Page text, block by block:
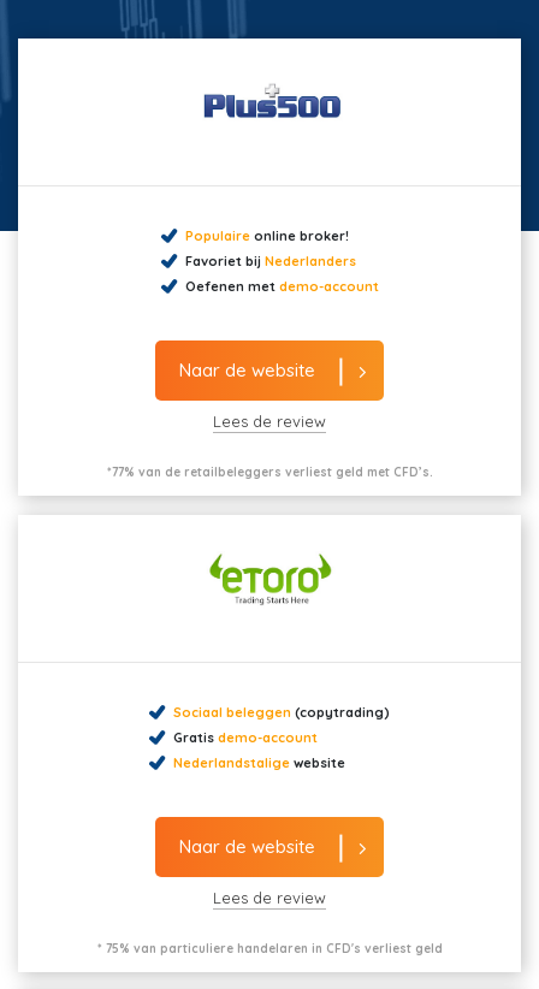
Populaireonline broker!
Favoriet bij Nederlanders
Oefenen met demo-account
Naar de website
Lees de review
*77% van de retailbeleggers verliest geld met CFD’s.
Sociaal beleggen (copytrading)
Gratis demo-account
Nederlandstalige website
Naar de website
Lees de review
* 75% van particuliere handelaren in CFD's verliest geld